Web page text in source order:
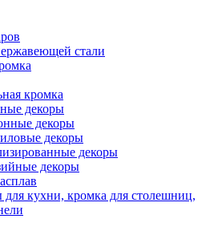
стали
кромка
декоры
декоры
декоры
декоры
декоры
кухни, кромка для столешниц,